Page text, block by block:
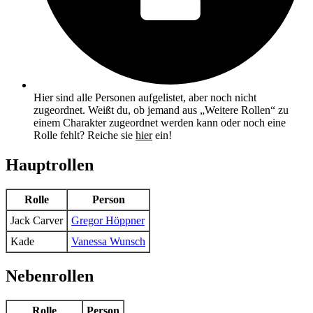
Hier sind alle Personen aufgelistet, aber noch nicht
zugeordnet. Weißt du, ob jemand aus „Weitere Rollen“ zu
einem Charakter zugeordnet werden kann oder noch eine
Rolle fehlt? Reiche sie hierein!
Hauptrollen
Rolle
Person
Jack Carver
Gregor Höppner
Kade
Vanessa Wunsch
Nebenrollen
Rolle
Person